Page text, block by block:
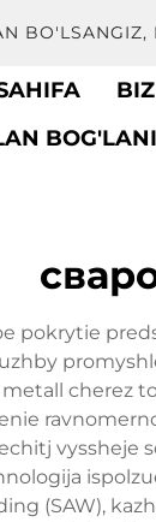
pokrytie
cherez
vyssheje
(SAW),